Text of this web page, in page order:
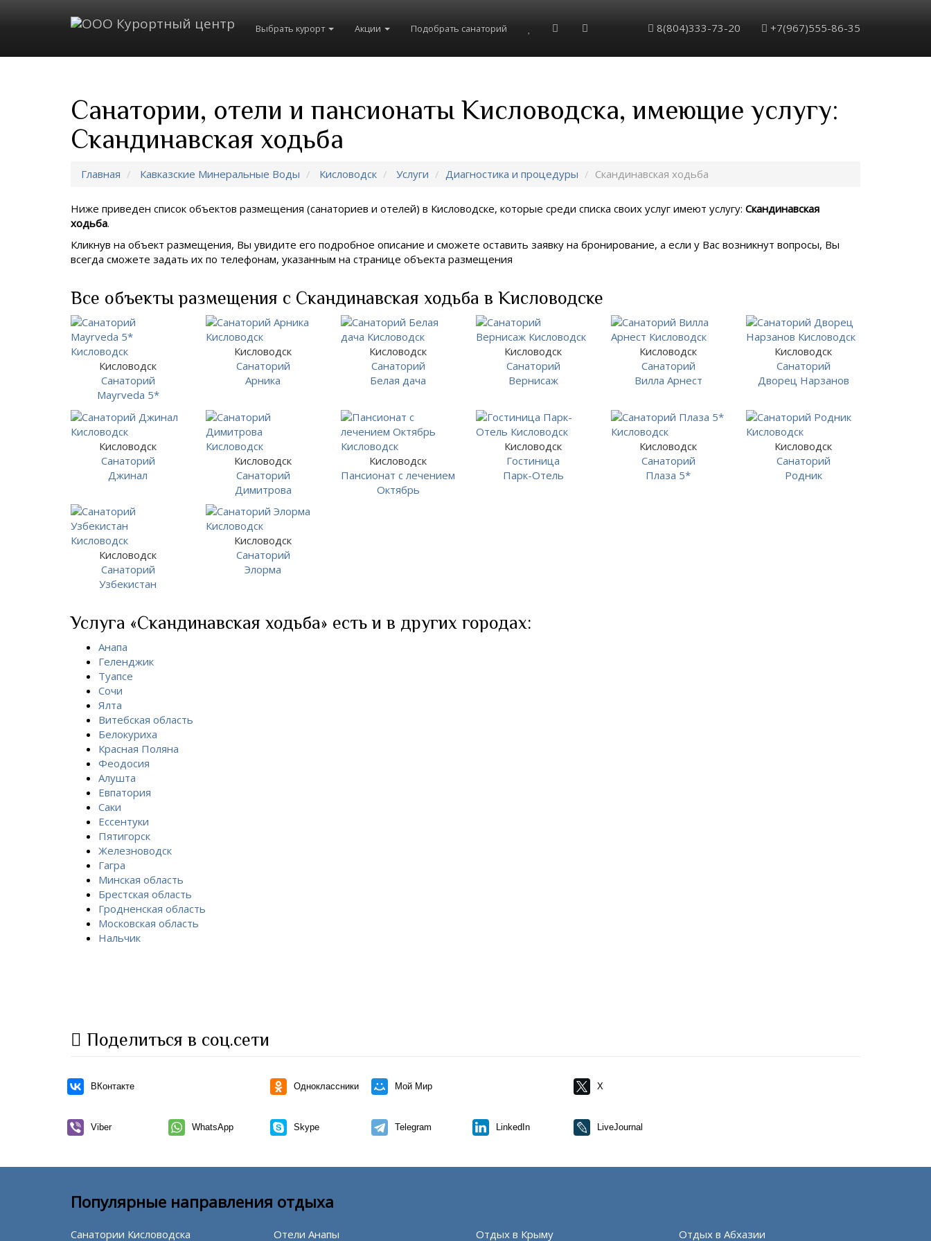
Выбрать курорт Акции Подобрать санаторий 8(804)333-73-20 +7(967)555-86-35
Санатории, отели и пансионаты Кисловодска, имеющие услугу:
Скандинавская ходьба
Главная Кавказские Минеральные Воды Кисловодск Услуги Диагностика и процедуры Скандинавская ходьба
Ниже приведен список объектов размещения (санаториев и отелей) в Кисловодске, которые среди списка своих услуг имеют услугу: Скандинавская
ходьба.
Кликнув на объект размещения, Вы увидите его подробное описание и сможете оставить заявку на бронирование, а если у Вас возникнут вопросы, Вы
всегда сможете задать их по телефонам, указанным на странице объекта размещения
Все объекты размещения с Скандинавская ходьба в Кисловодске
Кисловодск
Санаторий
Mayrveda 5*
Кисловодск
Санаторий
Арника
Кисловодск
Санаторий
Белая дача
Кисловодск
Санаторий
Вернисаж
Кисловодск
Санаторий
Вилла Арнест
Кисловодск
Санаторий
Дворец Нарзанов
Кисловодск
Санаторий
Джинал
Кисловодск
Санаторий
Димитрова
Кисловодск
Пансионат с лечением
Октябрь
Кисловодск
Гостиница
Парк-Отель
Кисловодск
Санаторий
Плаза 5*
Кисловодск
Санаторий
Родник
Кисловодск
Санаторий
Узбекистан
Кисловодск
Санаторий
Элорма
Услуга «Скандинавская ходьба» есть и в других городах:
Анапа
Геленджик
Туапсе
Сочи
Ялта
Витебская область
Белокуриха
Красная Поляна
Феодосия
Алушта
Евпатория
Саки
Ессентуки
Пятигорск
Железноводск
Гагра
Минская область
Брестская область
Гродненская область
Московская область
Нальчик
Поделиться в соц.сети
ВКонтакте Одноклассники Мой Мир X
Viber WhatsApp Skype Telegram LinkedIn LiveJournal
Популярные направления отдыха
Санатории Кисловодска Отели Анапы Отдых в Крыму Отдых в Абхазии